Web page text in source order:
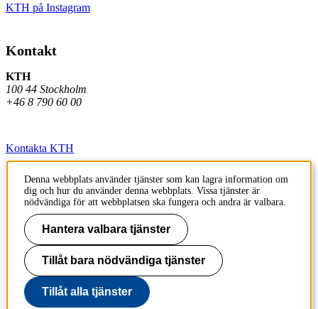
KTH på Instagram
Kontakt
KTH
100 44 Stockholm
+46 8 790 60 00
Kontakta KTH
Jobba på KTH
Press och media
Faktura och betalning KTH
Om KTH:s webbplatser
Tillgänglighetsredogörelse
Denna webbplats använder tjänster som kan lagra information om
dig och hur du använder denna webbplats. Vissa tjänster är
nödvändiga för att webbplatsen ska fungera och andra är valbara.
Hantera valbara tjänster
Tillåt bara nödvändiga tjänster
Tillåt alla tjänster